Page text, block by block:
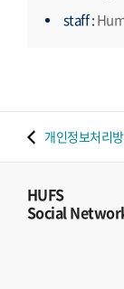
staff :
개인정보처리
HUFS
Social